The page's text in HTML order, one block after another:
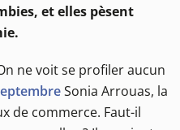
et elles pèsent
ne voit se profiler aucun
Sonia Arrouas, la
de commerce. Faut-il